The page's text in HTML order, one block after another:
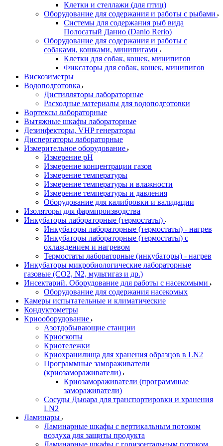
Клетки и стеллажи (для птиц)
Оборудование для содержания и работы с рыбами
Системы для содержания рыб вида
Полосатый Данио (Danio Rerio)
Оборудование для содержания и работы с
собаками, кошками, минипигами
Клетки для собак, кошек, минипигов
Фиксаторы для собак, кошек, минипигов
Вискозиметры
Водоподготовка
Дистилляторы лабораторные
Расходные материалы для водоподготовки
Вортексы лабораторные
Вытяжные шкафы лабораторные
Дезинфекторы, VHP генераторы
Диспергаторы лабораторные
Измерительное оборудование
Измерение pH
Измерение концентрации газов
Измерение температуры
Измерение температуры и влажности
Измерение температуры и давления
Оборудование для калибровки и валидации
Изоляторы для фармпроизводства
Инкубаторы лабораторные (термостаты)
Инкубаторы лабораторные (термостаты) - нагрев
Инкубаторы лабораторные (термостаты) с
охлаждением и нагревом
Термостаты лабораторные (инкубаторы) - нагрев
Инкубаторы микробиологические лабораторные
газовые (CO2, N2, мультигаз и др.)
Инсектарий. Оборудование для работы с насекомыми
Оборудование для содержания насекомых
Камеры испытательные и климатические
Кондуктометры
Криооборудование
Азотдобывающие станции
Криоскопы
Криотележки
Криохранилища для хранения образцов в LN2
Программные замораживатели
(криозамораживатели)
Криозамораживатели (программные
замораживатели)
Сосуды Дьюара для транспортировки и хранения
LN2
Ламинары
Ламинарные шкафы с вертикальным потоком
воздуха для защиты продукта
Ламинарные шкафы с горизонтальным потоком